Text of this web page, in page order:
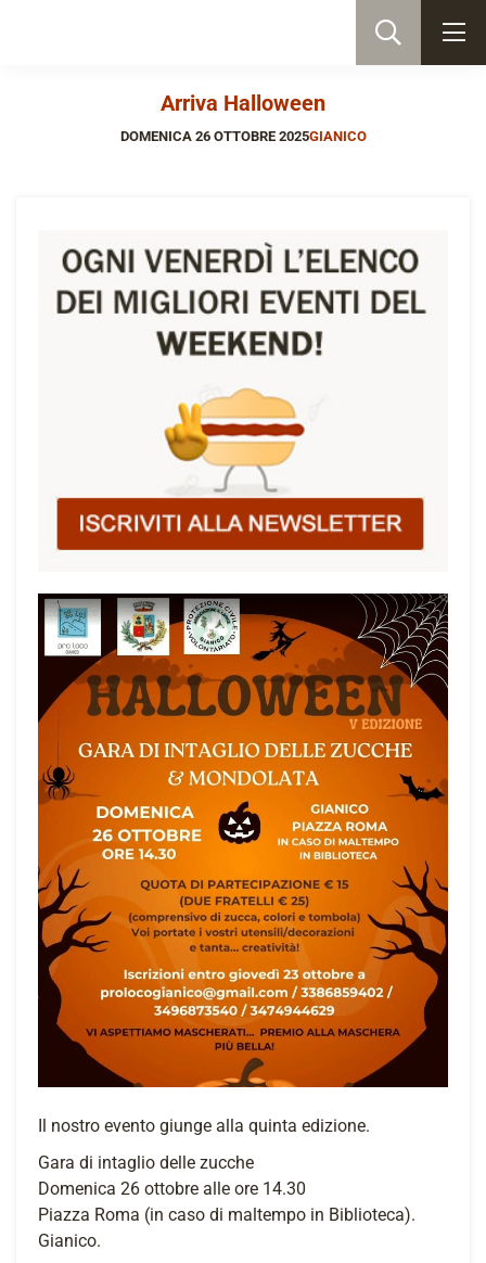
Arriva Halloween
DOMENICA 26 OTTOBRE 2025GIANICO
Il nostro evento giunge alla quinta edizione.
Gara di intaglio delle zucche
Domenica 26 ottobre alle ore 14.30
Piazza Roma (in caso di maltempo in Biblioteca).
Gianico.